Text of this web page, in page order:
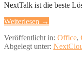
NextTalk ist die beste
Weiterlesen →
Veröffentlicht in: Office,
Abgelegt unter: